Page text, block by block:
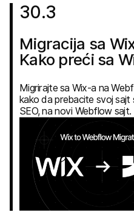
30.3
Migracija sa
Kako preći sa
Migrirajte sa Wix-a na
kako da prebacite svoj sajt
SEO, na novi Webflow sajt.